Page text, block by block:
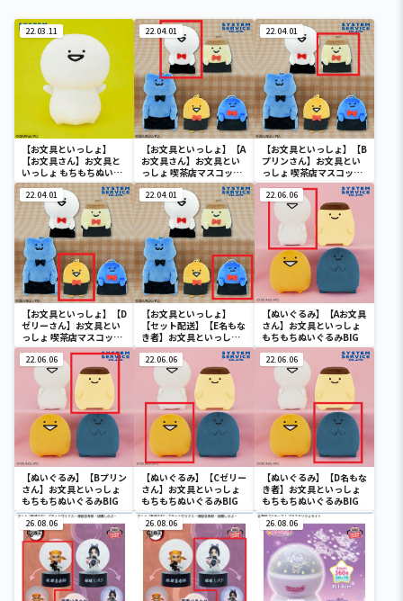
22.03.11
【お文具といっしょ】
【お文具さん】お文具と
いっしょ もちもちぬいぐ
るみXL プレミアム
22.04.01
【お文具といっしょ】【A
お文具さん】お文具とい
っしょ 喫茶店マスコット
キーチェーン
22.04.01
【お文具といっしょ】【B
プリンさん】お文具とい
っしょ 喫茶店マスコット
キーチェーン
22.04.01
【お文具といっしょ】【D
ゼリーさん】お文具とい
っしょ 喫茶店マスコット
キーチェーン
22.04.01
【お文具といっしょ】
【セット配送】【E名もな
き者】お文具といっしょ
喫茶店マスコットキーチ
ェーン
22.06.06
【ぬいぐるみ】【Aお文具
さん】お文具といっしょ
もちもちぬいぐるみBIG
22.06.06
【ぬいぐるみ】【Bプリン
さん】お文具といっしょ
もちもちぬいぐるみBIG
22.06.06
【ぬいぐるみ】【Cゼリー
さん】お文具といっしょ
もちもちぬいぐるみBIG
22.06.06
【ぬいぐるみ】【D名もな
き者】お文具といっしょ
もちもちぬいぐるみBIG
26.08.06 26.08.06 26.08.06